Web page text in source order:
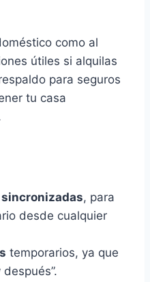
como al
útiles si alquilas
para seguros
tu casa
, para
desde cualquier
temporarios, ya que